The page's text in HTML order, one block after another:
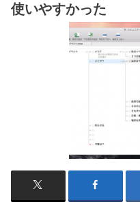
使いやすかった